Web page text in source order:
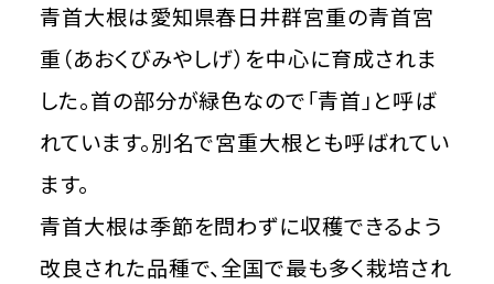
青首大根は愛知県春日井群宮重の青首宮
重（あおくびみやしげ）を中心に育成されま
した。首の部分が緑色なので「青首」と呼ば
れています。別名で宮重大根とも呼ばれてい
ます。
青首大根は季節を問わずに収穫できるよう
改良された品種で、全国で最も多く栽培され